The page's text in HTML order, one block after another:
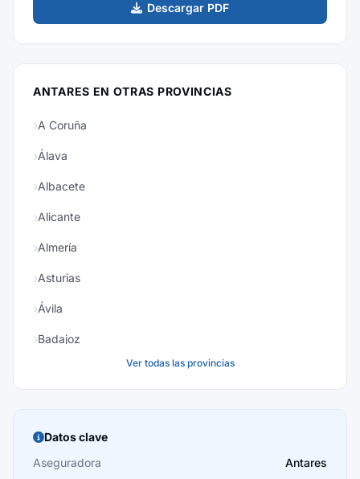
Descargar PDF
ANTARES EN OTRAS PROVINCIAS
A Coruña
Álava
Albacete
Alicante
Almería
Asturias
Ávila
Badajoz
Burgos
Cáceres
Ver todas las provincias
Datos clave
Aseguradora
Antares